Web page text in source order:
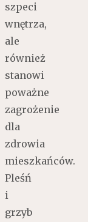
szpeci
wnętrza,
ale
również
stanowi
poważne
zagrożenie
dla
zdrowia
mieszkańców.
Pleśń
i
grzyb